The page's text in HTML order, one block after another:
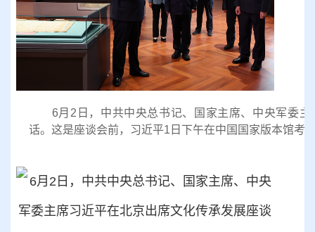
6月2日，中共中央总书记、国家主席、中央军委主
话。这是座谈会前，习近平1日下午在中国国家版本馆考